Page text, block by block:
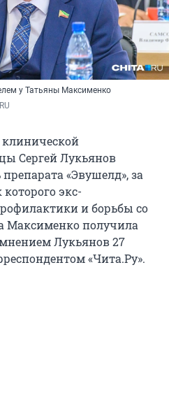
у Татьяны Максименко
Сергей Лукьянов
«Эвушелд», за
экс-
и борьбы со
Максименко получила
Лукьянов 27
«Чита.Ру».